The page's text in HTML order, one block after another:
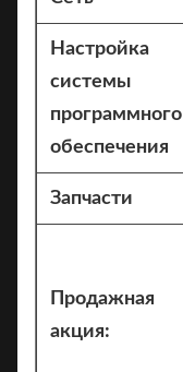
Настройка
системы
программного
обеспечения
Запчасти
Продажная
акция: